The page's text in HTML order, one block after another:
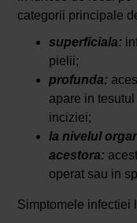
categorii principale
superficiala:
pielii;
profunda:
apare in
inciziei;
la nivelul
acestora:
operat sau in
Simptomele infectiei